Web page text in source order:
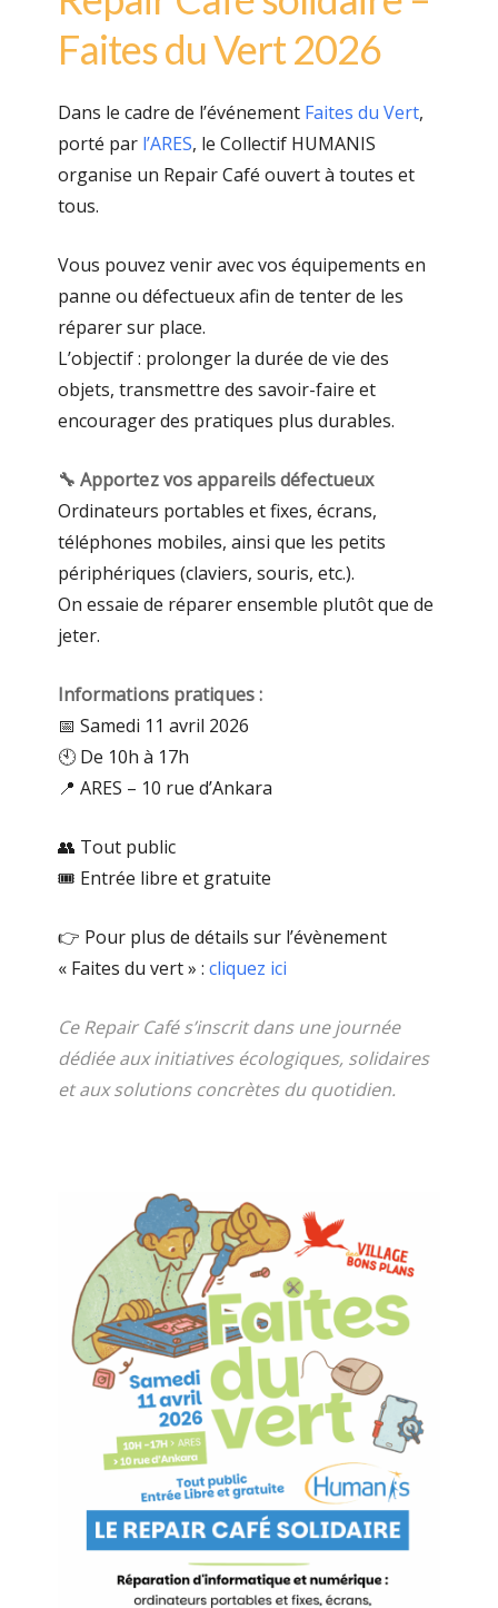
Faites du Vert 2026
Dans le cadre de l’événement Faites du Vert,
porté par l’ARES, le Collectif HUMANIS
organise un Repair Café ouvert à toutes et
tous.
Vous pouvez venir avec vos équipements en
panne ou défectueux afin de tenter de les
réparer sur place.
L’objectif : prolonger la durée de vie des
objets, transmettre des savoir-faire et
encourager des pratiques plus durables.
🔧 Apportez vos appareils défectueux
Ordinateurs portables et fixes, écrans,
téléphones mobiles, ainsi que les petits
périphériques (claviers, souris, etc.).
On essaie de réparer ensemble plutôt que de
jeter.
Informations pratiques :
📅 Samedi 11 avril 2026
🕙 De 10h à 17h
📍 ARES – 10 rue d’Ankara
👥 Tout public
🎟 Entrée libre et gratuite
👉 Pour plus de détails sur l’évènement
« Faites du vert » : cliquez ici
Ce Repair Café s’inscrit dans une journée
dédiée aux initiatives écologiques, solidaires
et aux solutions concrètes du quotidien.